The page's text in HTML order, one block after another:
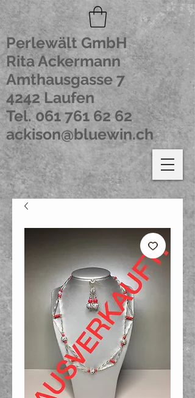
Perlewält GmbH
Rita Ackermann
Amthausgasse 7
4242 Laufen
Tel.061 761 62 62
ackison@bluewin.ch